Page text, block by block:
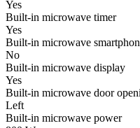
Yes
Built-in microwave timer
Yes
Built-in microwave
No
Built-in microwave display
Yes
Built-in microwave door
Left
Built-in microwave power